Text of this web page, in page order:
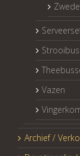
Vazen
Archief /